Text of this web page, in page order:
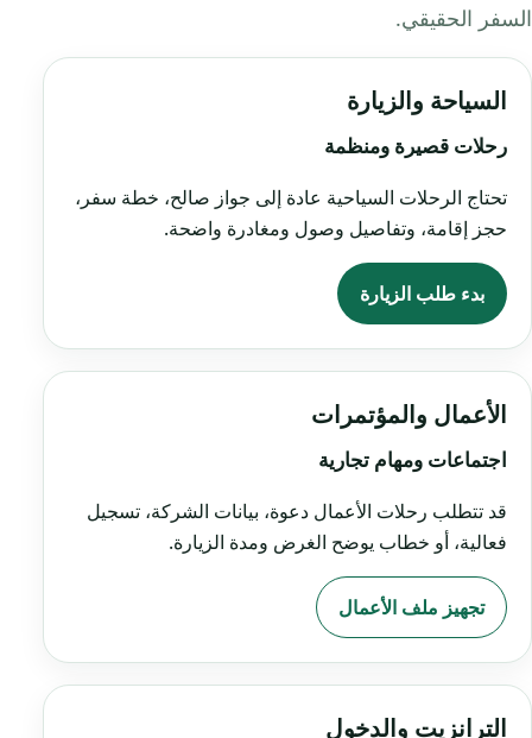
السفر الحقيقي.
السياحة والزيارة
رحلات قصيرة ومنظمة
تحتاج الرحلات السياحية عادة إلى جواز صالح، خطة سفر،
حجز إقامة، وتفاصيل وصول ومغادرة واضحة.
بدء طلب الزيارة
الأعمال والمؤتمرات
اجتماعات ومهام تجارية
قد تتطلب رحلات الأعمال دعوة، بيانات الشركة، تسجيل
فعالية، أو خطاب يوضح الغرض ومدة الزيارة.
تجهيز ملف الأعمال
الترانزيت والدخول